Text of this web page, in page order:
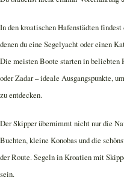
In den kroatischen Hafenstädten
denen du eine Segelyacht oder einen
Die meisten Boote starten in beliebten
oder Zadar – ideale Ausgangspunkte,
zu entdecken.
Der Skipper übernimmt nicht nur die
Buchten, kleine Konobas und die
der Route. Segeln in Kroatien mit
sein.